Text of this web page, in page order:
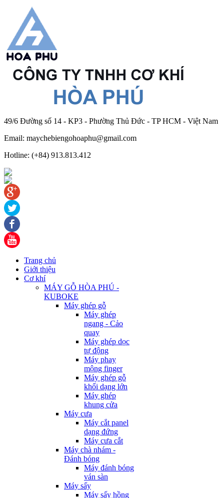
49/6 Đường số 14 - KP3 - Phường Thủ Đức - TP HCM - Việt Nam
Email: maychebiengohoaphu@gmail.com
Hotline: (+84) 913.813.412
Trang chủ
Giới thiệu
Cơ khí
MÁY GỖ HÒA PHÚ -
KUBOKE
Máy ghép gỗ
Máy ghép
ngang - Cảo
quay
Máy ghép dọc
tự động
Máy phay
mộng finger
Máy ghép gỗ
khối dạng lớn
Máy ghép
khung cửa
Máy cưa
Máy cắt panel
dạng đứng
Máy cưa cắt
Máy chà nhám -
Đánh bóng
Máy đánh bóng
ván sàn
Máy sấy
Máy sấy hồng